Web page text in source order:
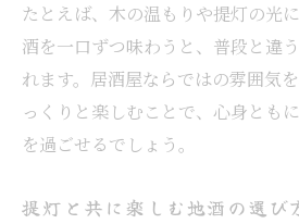
たとえば、木の温もりや提灯の光
酒を一口ずつ味わうと、普段と違
れます。居酒屋ならではの雰囲気
っくりと楽しむことで、心身とも
を過ごせるでしょう。
提灯と共に楽しむ地酒の選び